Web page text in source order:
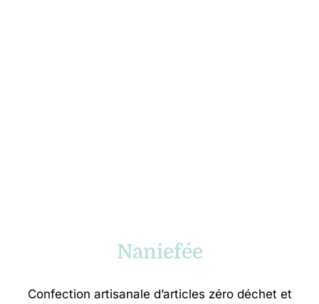
Naniefée
Confection artisanale d’articles zéro déchet et